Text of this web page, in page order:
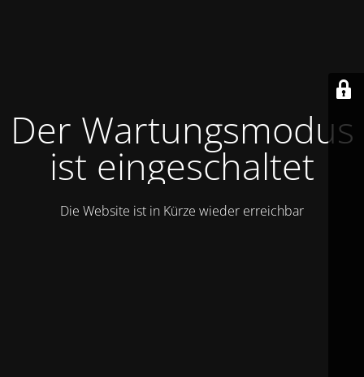
Der Wartungsmodus
ist eingeschaltet
Die Website ist in Kürze wieder erreichbar